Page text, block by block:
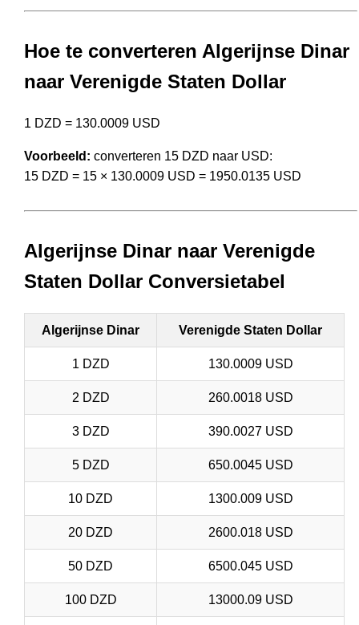
Hoe te converteren Algerijnse Dinar
naar Verenigde Staten Dollar
1 DZD = 130.0009 USD
Voorbeeld: converteren 15 DZD naar USD:
15 DZD = 15 × 130.0009 USD = 1950.0135 USD
Algerijnse Dinar naar Verenigde
Staten Dollar Conversietabel
Algerijnse Dinar Verenigde Staten Dollar
1 DZD 130.0009 USD
2 DZD 260.0018 USD
3 DZD 390.0027 USD
5 DZD 650.0045 USD
10 DZD 1300.009 USD
20 DZD 2600.018 USD
50 DZD 6500.045 USD
100 DZD 13000.09 USD